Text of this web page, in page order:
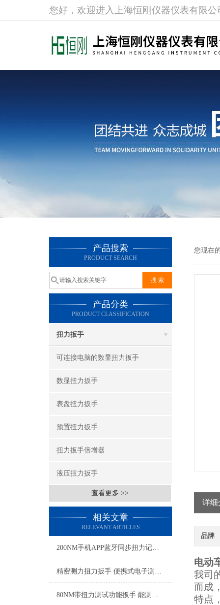
您好，欢迎进入上海恒刚仪器仪表有限公
产品搜索
PRODUCT SEARCH
产品分类
PRODUCT CLASSIFICATION
扭力扳手
可连接电脑的数显扭力扳手
数显扭力扳手
表盘扭力扳手
预置扭力扳手
扭力扳手倍增器
液压扭力扳手
查看更多 >>
相关文章
RELEVANT ARTICLES
200NM手机APP蓝牙同步扭力记录扳手 实时蓝牙无线监测扭力扳手厂家
精密测力扭力扳手 便携式电子测力扳手 工厂装配电子扭矩扳手厂家
80NM带扭力测试功能扳手 能测试扭力的扳手 可实测扭力扳手厂家
您现在
详细
品牌
电动
我司
而成
特点